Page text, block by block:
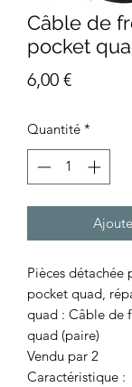
Câble de
pocket
6,00 €Prix
Quantité *
Pièces détachée
pocket quad,
quad : Câble de
quad (paire)
Vendu par 2
Caractéristique :